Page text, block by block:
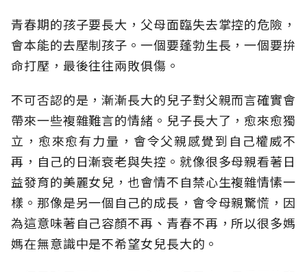
青春期的孩子要長大，父母面臨失去掌控的危險，
會本能的去壓制孩子。一個要蓬勃生長，一個要拚
命打壓，最後往往兩敗俱傷。
不可否認的是，漸漸長大的兒子對父親而言確實會
帶來一些複雜難言的情緒。兒子長大了，愈來愈獨
立，愈來愈有力量，會令父親感覺到自己權威不
再，自己的日漸衰老與失控。就像很多母親看著日
益發育的美麗女兒，也會情不自禁心生複雜情愫一
樣。那像是另一個自己的成長，會令母親驚慌，因
為這意味著自己容顏不再、青春不再，所以很多媽
媽在無意識中是不希望女兒長大的。